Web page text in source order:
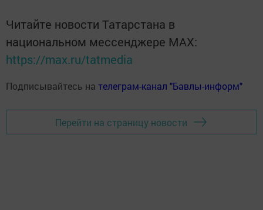
Читайте новости Татарстана в
национальном мессенджере MАХ:
https://max.ru/tatmedia
Подписывайтесь на телеграм-канал "Бавлы-информ"
Перейти на страницу новости